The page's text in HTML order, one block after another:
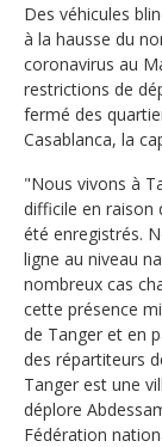
Des véhicules
à la hausse du
coronavirus au
restrictions de
fermé des
Casablanca, la
"Nous vivons à
difficile en raison
été enregistrés.
ligne au niveau
nombreux cas
cette présence
de Tanger et en
des répartiteurs
Tanger est une
déplore
Fédération